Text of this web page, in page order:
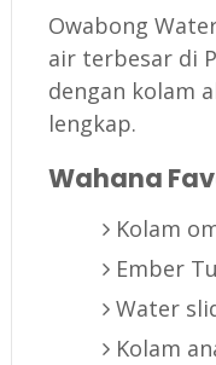
Owabong
air terbesar di
dengan kolam
lengkap.
Wahana
Kolam
Ember
Water
Kolam